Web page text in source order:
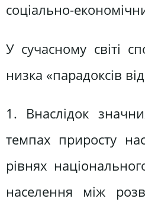
соціально-
У сучасному світі
низка «парадоксів
1. Внаслідок
темпах приросту
рівнях
населення між